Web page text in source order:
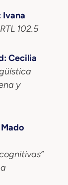
Ivana
102.5
Cecilia
y